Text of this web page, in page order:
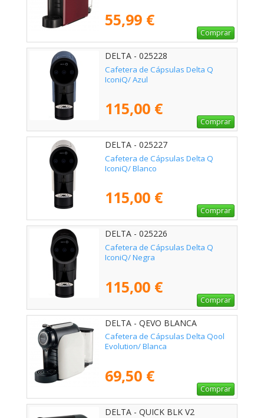
55,99 €
Comprar
DELTA - 025228
Cafetera de Cápsulas Delta Q
IconiQ/ Azul
115,00 €
Comprar
DELTA - 025227
Cafetera de Cápsulas Delta Q
IconiQ/ Blanco
115,00 €
Comprar
DELTA - 025226
Cafetera de Cápsulas Delta Q
IconiQ/ Negra
115,00 €
Comprar
DELTA - QEVO BLANCA
Cafetera de Cápsulas Delta Qool
Evolution/ Blanca
69,50 €
Comprar
DELTA - QUICK BLK V2